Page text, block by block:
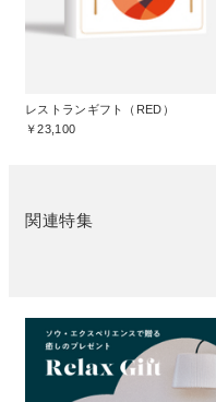
レストランギフト（RED）
￥23,100
関連特集